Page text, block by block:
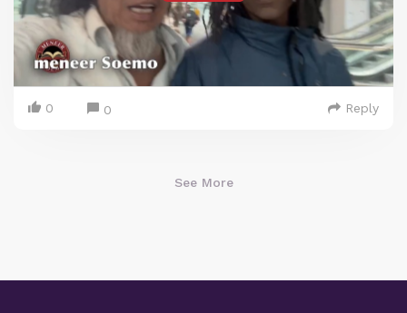
0 0 Reply
See More